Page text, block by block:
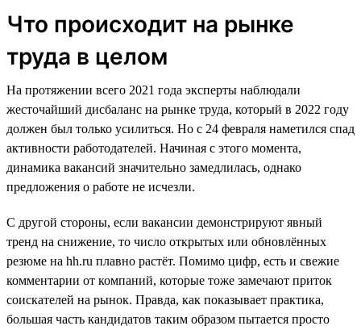
Что происходит на рынке
труда в целом
На протяжении всего 2021 года эксперты наблюдали
жесточайший дисбаланс на рынке труда, который в 2022 году
должен был только усилиться. Но с 24 февраля наметился спад
активности работодателей. Начиная с этого момента,
динамика вакансий значительно замедлилась, однако
предложения о работе не исчезли.
С другой стороны, если вакансии демонстрируют явный
тренд на снижение, то число открытых или обновлённых
резюме на hh.ru плавно растёт. Помимо цифр, есть и свежие
комментарии от компаний, которые тоже замечают приток
соискателей на рынок. Правда, как показывает практика,
большая часть кандидатов таким образом пытается просто